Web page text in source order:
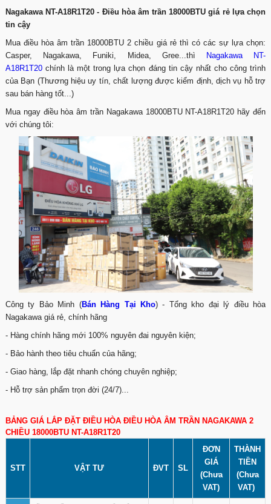
Nagakawa NT-A18R1T20 - Điều hòa âm trần 18000BTU giá rẻ lựa chọn
tin cậy
Mua điều hòa âm trần 18000BTU 2 chiều giá rẻ thì có các sự lựa chọn:
Casper, Nagakawa, Funiki, Midea, Gree...thì
Nagakawa NT-
A18R1T20 chính là một trong lựa chọn đáng tin cậy nhất cho công trình
của Bạn (Thương hiệu uy tín, chất lượng được kiểm định, dịch vụ hỗ trợ
sau bán hàng tốt...)
Mua ngay điều hòa âm trần Nagakawa 18000BTU NT-A18R1T20 hãy đến
với chúng tôi:​
Công ty Bảo Minh (Bán Hàng Tại Kho) - Tổng kho đại lý điều hòa
Nagakawa giá rẻ, chính hãng
- Hàng chính hãng mới 100% nguyên đai nguyên kiện;
- Bảo hành theo tiêu chuẩn của hãng;
- Giao hàng, lắp đặt nhanh chóng chuyên nghiệp;
- Hỗ trợ sản phẩm trọn đời (24/7)...
BẢNG GIÁ LẮP ĐẶT ĐIỀU HÒA ĐIỀU HÒA ÂM TRẦN NAGAKAWA 2
CHIỀU 18000BTU NT-A18R1T20
STT VẬT TƯ ĐVT SL
ĐƠN
GIÁ
(Chưa
VAT)
THÀNH
TIỀN
(Chưa
VAT)